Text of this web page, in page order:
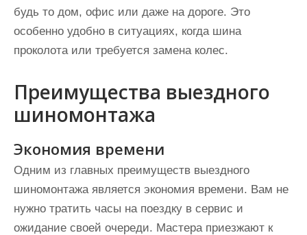
будь то дом, офис или даже на дороге. Это
особенно удобно в ситуациях, когда шина
проколота или требуется замена колес.
Преимущества выездного
шиномонтажа
Экономия времени
Одним из главных преимуществ выездного
шиномонтажа является экономия времени. Вам не
нужно тратить часы на поездку в сервис и
ожидание своей очереди. Мастера приезжают к